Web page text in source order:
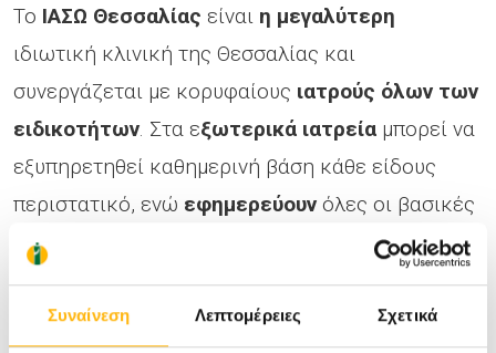
Συναίνεση Λεπτομέρειες Σχετικά
Το ΙΑΣΩ Θεσσαλίας είναι η μεγαλύτερη
ιδιωτική κλινική της Θεσσαλίας και
συνεργάζεται με κορυφαίους ιατρούς όλων των
ειδικοτήτων. Στα εξωτερικά ιατρεία μπορεί να
εξυπηρετηθεί καθημερινή βάση κάθε είδους
περιστατικό, ενώ εφημερεύουν όλες οι βασικές
ιατρικές ειδικότητες (Παθολόγος, Καρδιολόγος,
Χειρουργός, Ορθοπαιδικός, Μαιευτήρας –
Γυναικολόγος, Νεογνολόγος, Αναισθησιολόγος,